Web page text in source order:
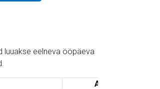
luuakse eelneva ööpäeva
August